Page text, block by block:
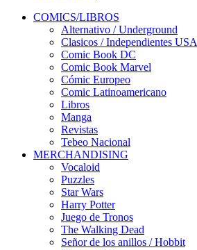
COMICS/LIBROS
Alternativo / Underground
Clasicos / Independientes USA
Comic Book DC
Comic Book Marvel
Cómic Europeo
Comic Latinoamericano
Libros
Manga
Revistas
Tebeo Nacional
MERCHANDISING
Vocaloid
Puzzles
Star Wars
Harry Potter
Juego de Tronos
The Walking Dead
Señor de los anillos / Hobbit